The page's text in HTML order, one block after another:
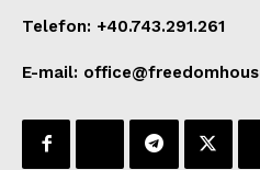
Telefon: +40.743.291.261
E-mail: